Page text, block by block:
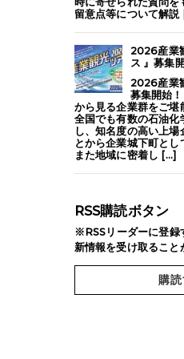
留意点等について解説
2026産業
ス 』募集
2026産業
募集開始
から見る企業群をご堪
全国でも有数の石油化
し、知名度の高い上場
とから企業城下町とし
また地域に密着し [...]
RSS購読ボタン
※RSSリーダーに登録
新情報を受け取ること
購